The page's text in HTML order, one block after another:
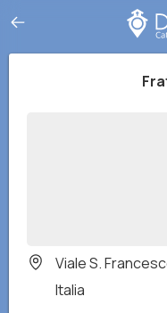
Viale S.
Italia